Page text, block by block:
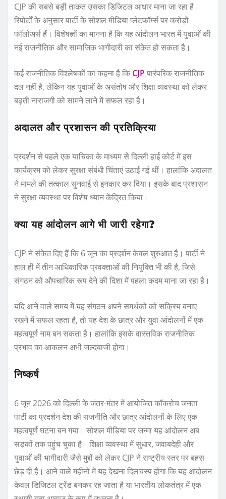
CJP की सबसे बड़ी ताकत उसका डिजिटल आधार माना जा रहा है।
रिपोर्टों के अनुसार पार्टी के सोशल मीडिया प्लेटफॉर्म्स पर करोड़ों
फॉलोअर्स हैं। विशेषज्ञों का मानना है कि यह आंदोलन भारत में युवाओं की
नई राजनीतिक और सामाजिक भागीदारी का संकेत हो सकता है।
कई राजनीतिक विश्लेषकों का कहना है कि CJP पारंपरिक राजनीतिक
दल नहीं है, लेकिन यह युवाओं के असंतोष और शिक्षा व्यवस्था को लेकर
बढ़ती नाराजगी को सामने लाने में सफल रहा है।
अदालत और प्रशासन की प्रतिक्रिया
प्रदर्शन से पहले एक याचिका के माध्यम से दिल्ली हाई कोर्ट में इस
कार्यक्रम को लेकर सुरक्षा संबंधी चिंताएं उठाई गई थीं। हालांकि अदालत
ने मामले की तत्काल सुनवाई से इनकार कर दिया। इसके बाद प्रशासन
ने सुरक्षा व्यवस्था पर विशेष ध्यान केंद्रित किया।
क्या यह आंदोलन आगे भी जारी रहेगा?
CJP ने संकेत दिए हैं कि 6 जून का प्रदर्शन केवल शुरुआत है। पार्टी ने
हाल ही में तीन आधिकारिक प्रवक्ताओं की नियुक्ति भी की है, जिसे
संगठन को औपचारिक रूप देने की दिशा में पहला कदम माना जा रहा है।
यदि आने वाले समय में यह संगठन अपने समर्थकों को सक्रिय बनाए
रखने में सफल रहता है, तो यह देश के छात्र और युवा आंदोलनों में एक
महत्वपूर्ण नाम बन सकता है। हालांकि इसके वास्तविक राजनीतिक
प्रभाव का आकलन अभी जल्दबाजी होगा।
निष्कर्ष
6 जून 2026 को दिल्ली के जंतर-मंतर में आयोजित कॉकरोच जनता
पार्टी का प्रदर्शन देश की राजनीति और छात्र आंदोलनों के लिए एक
महत्वपूर्ण घटना बन गया। सोशल मीडिया पर जन्मा यह आंदोलन अब
सड़कों तक पहुंच चुका है। शिक्षा व्यवस्था में सुधार, जवाबदेही और
युवाओं की भागीदारी जैसे मुद्दों को लेकर CJP ने राष्ट्रीय स्तर पर बहस
छेड़ दी है। आने वाले महीनों में यह देखना दिलचस्प होगा कि यह आंदोलन
केवल डिजिटल ट्रेंड बनकर रह जाता है या भारतीय लोकतंत्र में एक